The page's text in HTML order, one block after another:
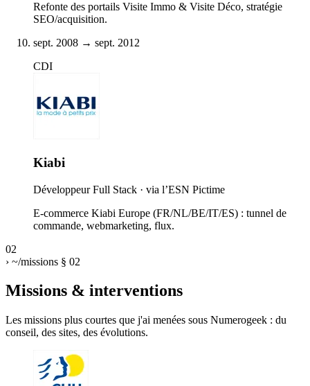
Refonte des portails Visite Immo & Visite Déco, stratégie
SEO/acquisition.
sept. 2008 → sept. 2012
CDI
Kiabi
Développeur Full Stack · via l’ESN Pictime
E-commerce Kiabi Europe (FR/NL/BE/IT/ES) : tunnel de
commande, webmarketing, flux.
02
› ~/missions § 02
Missions & interventions
Les missions plus courtes que j'ai menées sous Numerogeek : du
conseil, des sites, des évolutions.